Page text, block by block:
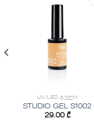
დამატება
UV/LED ᲒᲔᲚᲘ
STUDIO GEL S1002
29.00 ₾